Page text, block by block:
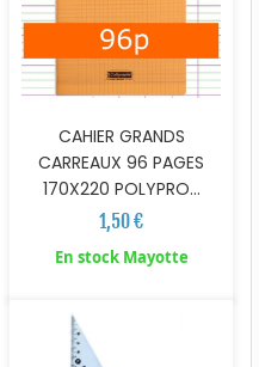
CAHIER GRANDS
CARREAUX 96 PAGES
170X220 POLYPRO...
1,50 €
En stock Mayotte